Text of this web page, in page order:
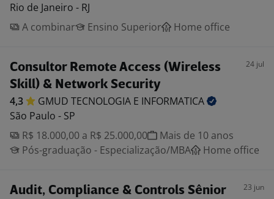
Rio de Janeiro - RJ
A combinar
Ensino Superior Home office
Consultor Remote Access (Wireless
Skill) & Network Security
24 jul
4,3 GMUD TECNOLOGIA E INFORMATICA
São Paulo - SP
R$ 18.000,00 a R$ 25.000,00
Mais de 10 anos
Pós-graduação - Especialização/MBA
Home office
Audit, Compliance & Controls Sênior 23 jun